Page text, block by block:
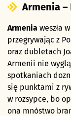
Armenia
Armenia weszła
przegrywając z
oraz dubletach
Armenii nie
spotkaniach
się punktami z
w rozsypce, bo
ona mnóstwo